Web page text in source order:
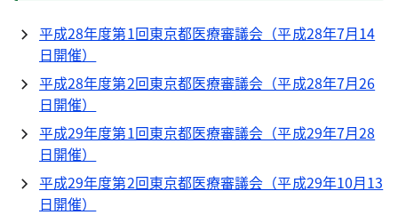
平成28年度第1回東京都医療審議会（平成28年7月14
日開催）
平成28年度第2回東京都医療審議会（平成28年7月26
日開催）
平成29年度第1回東京都医療審議会（平成29年7月28
日開催）
平成29年度第2回東京都医療審議会（平成29年10月13
日開催）